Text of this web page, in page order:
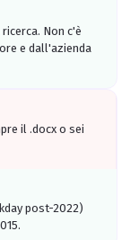
Non c'è
e dall'azienda
il .docx o sei
post-2022)